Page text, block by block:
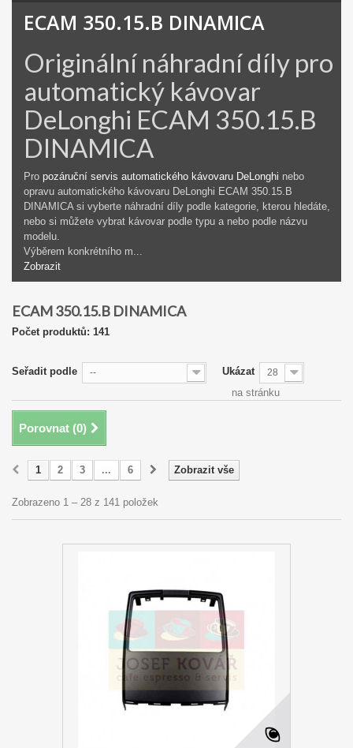
ECAM 350.15.B DINAMICA
Originální náhradní díly pro
automatický kávovar
DeLonghi ECAM 350.15.B
DINAMICA
Pro pozáruční servis automatického kávovaru DeLonghi nebo
opravu automatického kávovaru DeLonghi ECAM 350.15.B
DINAMICA si vyberte náhradní díly podle kategorie, kterou hledáte,
nebo si můžete vybrat kávovar podle typu a nebo podle názvu
modelu.
Výběrem konkrétního m...
Zobrazit
ECAM 350.15.B DINAMICA
Počet produktů: 141
Seřadit podle -- Ukázat 28
na stránku
Porovnat (0)
Zobrazit vše
1 2 3 ... 6
Zobrazeno 1 – 28 z 141 položek